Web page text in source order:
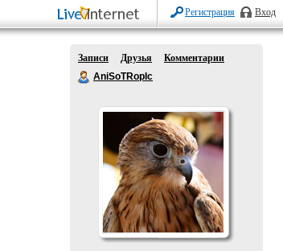
Регистрация Вход
Записи Друзья
Комментарии
AniSoTRopIc